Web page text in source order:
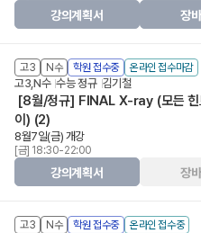
강의계획서 장
고3 N수 학원 접수중 온라인 접수마감
고3,N수 수능 정규 김기철
[8월/정규] FINAL X-ray (모든 힌
이) (2)
8월7일(금) 개강
[금] 18:30-22:00
강의계획서 장
고3 N수 학원 접수중 온라인 접수중